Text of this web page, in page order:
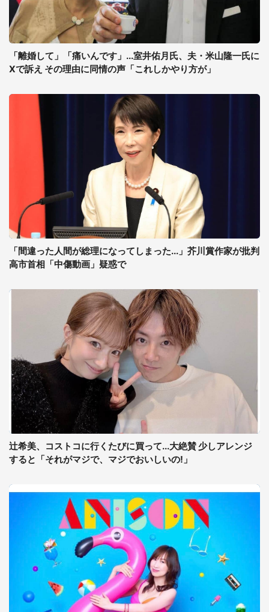
「離婚して」「痛いんです」...室井佑月氏、夫・米山隆一氏に
Xで訴え その理由に同情の声「これしかやり方が」
「間違った人間が総理になってしまった...」芥川賞作家が批判
高市首相「中傷動画」疑惑で
辻希美、コストコに行くたびに買って...大絶賛 少しアレンジ
すると「それがマジで、マジでおいしいの!」